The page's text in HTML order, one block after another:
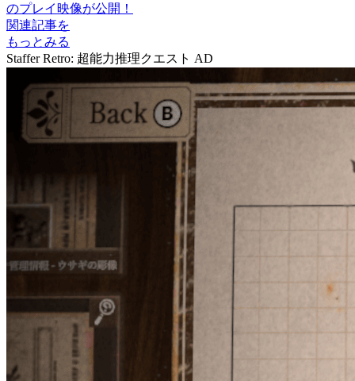
のプレイ映像が公開！
関連記事を
もっとみる
Staffer Retro: 超能力推理クエスト AD